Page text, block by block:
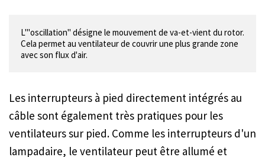
L'"oscillation" désigne le mouvement de va-et-vient du rotor.
Cela permet au ventilateur de couvrir une plus grande zone
Les interrupteurs à pied directement intégrés au
câble sont également très pratiques pour les
ventilateurs sur pied. Comme les interrupteurs d'un
lampadaire, le ventilateur peut être allumé et